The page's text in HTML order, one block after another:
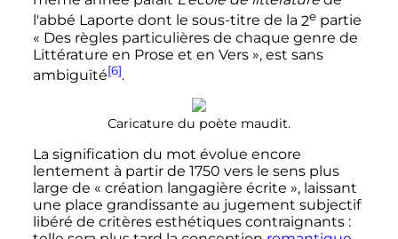
l'abbé Laporte dont le sous-titre de la 2e partie
« Des règles particulières de chaque genre de
Littérature en Prose et en Vers », est sans
ambiguïté[6].
Caricature du poète maudit.
La signification du mot évolue encore
lentement à partir de 1750 vers le sens plus
large de « création langagière écrite », laissant
une place grandissante au jugement subjectif
libéré de critères esthétiques contraignants :